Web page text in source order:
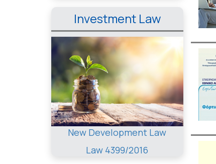
Investment Law
New Development Law
Law 4399/2016